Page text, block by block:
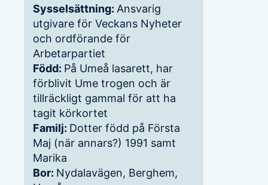
Sysselsättning: Ansvarig
utgivare för Veckans Nyheter
och ordförande för
Arbetarpartiet
Född: På Umeå lasarett, har
förblivit Ume trogen och är
tillräckligt gammal för att ha
tagit körkortet
Familj: Dotter född på Första
Maj (när annars?) 1991 samt
Marika
Bor: Nydalavägen, Berghem,